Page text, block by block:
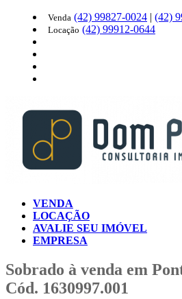
Venda (42) 99827-0024 | (42)
Locação (42) 99912-0644
VENDA
LOCAÇÃO
AVALIE SEU IMÓVEL
EMPRESA
Sobrado à venda em
Cód. 1630997.001